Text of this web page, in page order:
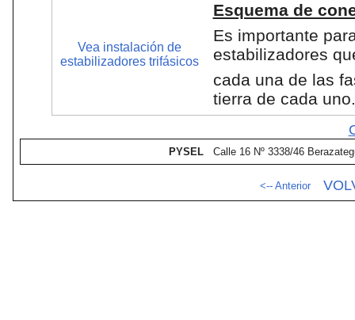
Vea instalación de
estabilizadores trifásicos
Esquema de
Es importante
estabilizadores
cada una de las
tierra de cada uno.
PYSELCalle 16 Nº 3338/46
<-- Anterior